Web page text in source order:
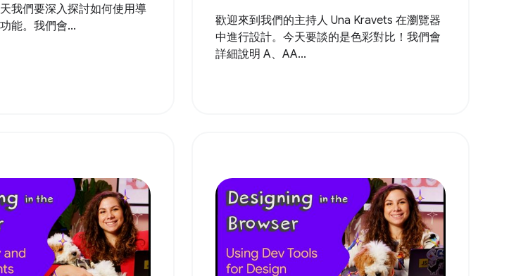
我們要深入探討如何使用導
能。我們會...
歡迎來到我們的主持人 Una Kravets 在瀏覽器
中進行設計。今天要談的是色彩對比！我們會
詳細說明 A、AA...